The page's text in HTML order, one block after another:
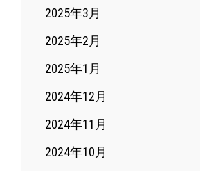
2025年3月
2025年2月
2025年1月
2024年12月
2024年11月
2024年10月